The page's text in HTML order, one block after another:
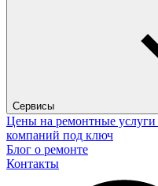
Сервисы
Цены на ремонтные услуги
компаний под ключ
Блог о ремонте
Контакты